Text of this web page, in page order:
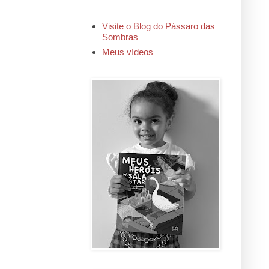
Visite o Blog do Pássaro das
Sombras
Meus vídeos